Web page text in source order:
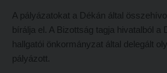
PK Felvételi Tájékoztató kiadvány
Hallgatói véleményvideók
Intézményi pontok
PedKaszt – Bethlen-pályázat
Kari kutatási pályázatok
Kari kiadványok
A pályázatokat a Dékán által
bírálja el. A Bizottság tagja hivatalból a
hallgatói önkormányzat által delegált
pályázott.